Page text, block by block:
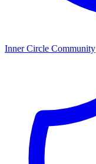
Inner Circle Community